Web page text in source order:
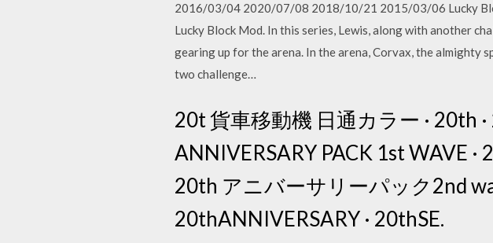
2016/03/04 2020/07/08 2018/10/21 2015/03/06 Lucky
Lucky Block Mod. In this series, Lewis, along with another
gearing up for the arena. In the arena, Corvax, the almighty
two challenge…
20t 貨車移動機 日通カラー · 20th
ANNIVERSARY PACK 1st WAVE ·
20th アニバーサリーパック2nd
20thANNIVERSARY · 20thSE.